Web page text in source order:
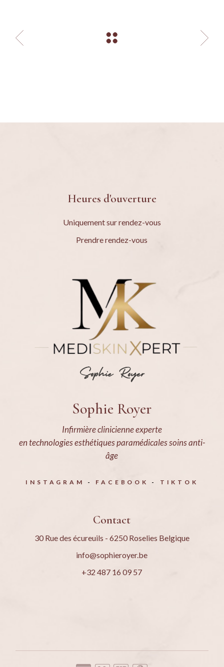
Heures d'ouverture
Uniquement sur rendez-vous
Prendre rendez-vous
Sophie Royer
Infirmière clinicienne experte
en technologies esthétiques paramédicales soins anti-
âge
INSTAGRAM FACEBOOK TIKTOK
Contact
30 Rue des écureuils - 6250 Roselies Belgique
info@sophieroyer.be
+32 487 16 09 57